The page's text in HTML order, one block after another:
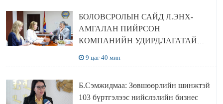
БОЛОВСРОЛЫН САЙД Л.ЭНХ-
АМГАЛАН ПИЙРСОН
КОМПАНИЙН УДИРДЛАГАТАЙ
9 цаг 40 мин
Б.Сэмжидмаа: Зөвшөөрлийн шинжтэй
103 бүртгэлээс нийслэлийн бизнес